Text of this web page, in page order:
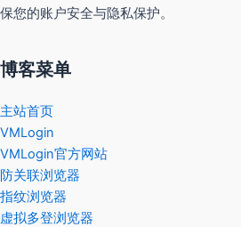
保您的账户安全与隐私保护。
博客菜单
主站首页
VMLogin
VMLogin官方网站
防关联浏览器
指纹浏览器
虚拟多登浏览器